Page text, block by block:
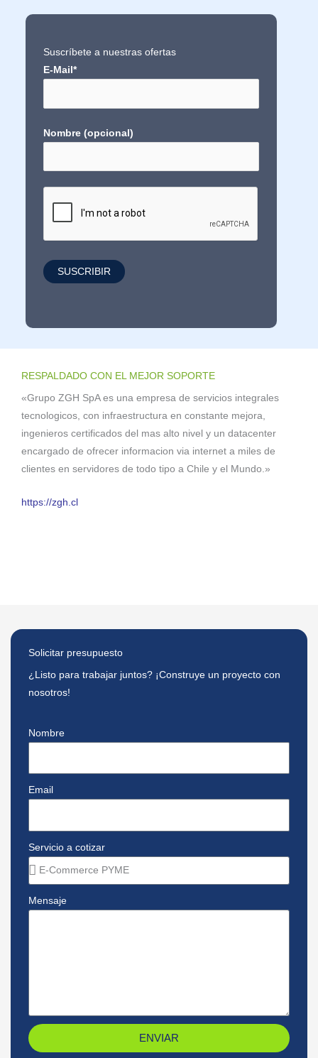
Suscríbete a nuestras ofertas
E-Mail*
Nombre (opcional)
RESPALDADO CON EL MEJOR SOPORTE
«Grupo ZGH SpA es una empresa de servicios integrales
tecnologicos, con infraestructura en constante mejora,
ingenieros certificados del mas alto nivel y un datacenter
encargado de ofrecer informacion via internet a miles de
clientes en servidores de todo tipo a Chile y el Mundo.»
https://zgh.cl
Solicitar presupuesto
¿Listo para trabajar juntos? ¡Construye un proyecto con
nosotros!
Nombre
Email
Servicio a cotizar
Mensaje
ENVIAR